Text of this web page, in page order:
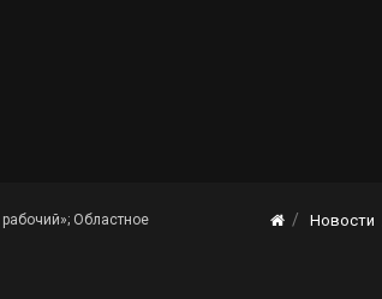
Новости
Областное